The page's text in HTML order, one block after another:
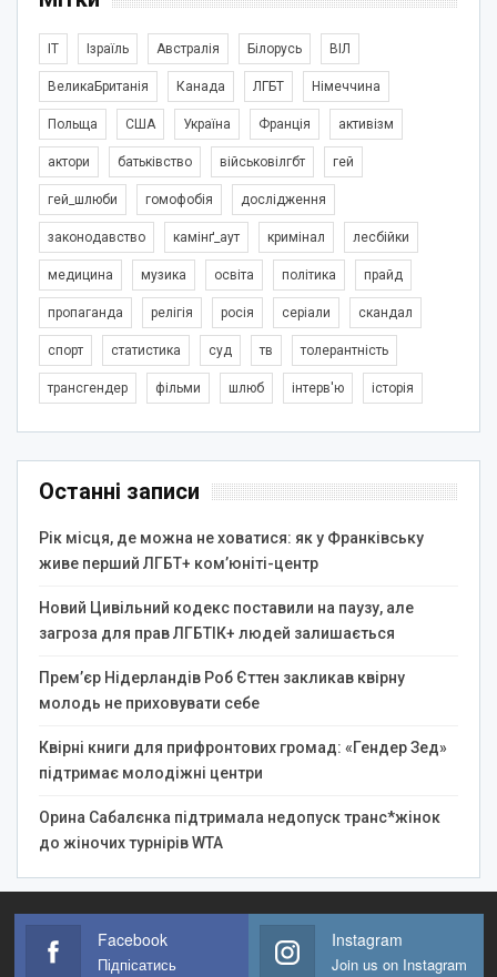
IT Ізраїль Австралія Білорусь ВІЛ
ВеликаБританія Канада ЛГБТ Німеччина
Польща США Україна Франція активізм
актори батьківство військовілгбт гей
гей_шлюби гомофобія дослідження
законодавство камінґ_аут кримінал лесбійки
медицина музика освіта політика прайд
пропаганда релігія росія серіали скандал
спорт статистика суд тв толерантність
трансгендер фільми шлюб інтерв'ю історія
Останні записи
Рік місця, де можна не ховатися: як у Франківську
живе перший ЛГБТ+ ком’юніті-центр
Новий Цивільний кодекс поставили на паузу, але
загроза для прав ЛГБТІК+ людей залишається
Прем’єр Нідерландів Роб Єттен закликав квірну
молодь не приховувати себе
Квірні книги для прифронтових громад: «Гендер Зед»
підтримає молодіжні центри
Орина Сабалєнка підтримала недопуск транс*жінок
до жіночих турнірів WTA
Facebook
Підпісатись
Instagram
Join us on Instagram